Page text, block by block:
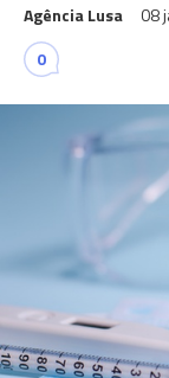
Agência Lusa 08
0